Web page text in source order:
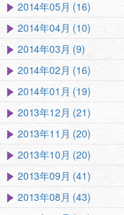
2014年05月 (16)
2014年04月 (10)
2014年03月 (9)
2014年02月 (16)
2014年01月 (19)
2013年12月 (21)
2013年11月 (20)
2013年10月 (20)
2013年09月 (41)
2013年08月 (43)